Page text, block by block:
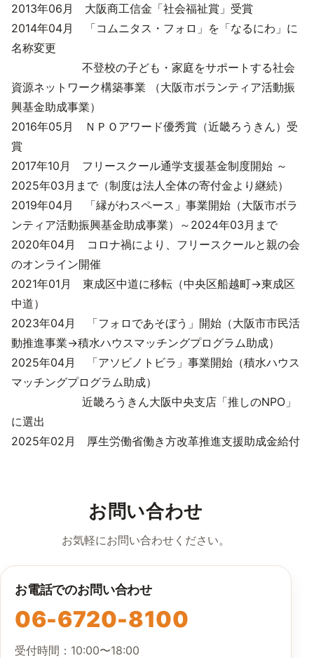
2013年06月 大阪商工信金「社会福祉賞」受賞
2014年04月 「コムニタス・フォロ」を「なるにわ」に
名称変更
不登校の子ども・家庭をサポートする社会
資源ネットワーク構築事業 （大阪市ボランティア活動振
興基金助成事業）
2016年05月 ＮＰＯアワード優秀賞（近畿ろうきん）受
賞
2017年10月 フリースクール通学支援基金制度開始 ～
2025年03月まで（制度は法人全体の寄付金より継続）
2019年04月 「縁がわスペース」事業開始（大阪市ボラ
ンティア活動振興基金助成事業）～2024年03月まで
2020年04月 コロナ禍により、フリースクールと親の会
のオンライン開催
2021年01月 東成区中道に移転（中央区船越町→東成区
中道）
2023年04月 「フォロであそぼう」開始（大阪市市民活
動推進事業→積水ハウスマッチングプログラム助成）
2025年04月 「アソビノトビラ」事業開始（積水ハウス
マッチングプログラム助成）
近畿ろうきん大阪中央支店「推しのNPO」
に選出
2025年02月 厚生労働省働き方改革推進支援助成金給付
お問い合わせ
お気軽にお問い合わせください。
お電話でのお問い合わせ
06-6720-8100
受付時間：10:00〜18:00